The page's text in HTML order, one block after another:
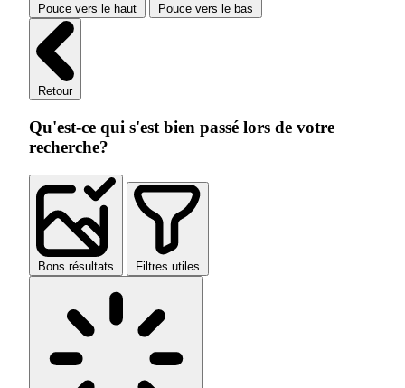
Pouce vers le haut Pouce vers le bas
Retour
Qu'est-ce qui s'est bien passé lors de votre
recherche?
Bons résultats Filtres utiles